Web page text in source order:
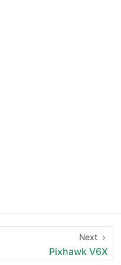
Next
Pixhawk V6X